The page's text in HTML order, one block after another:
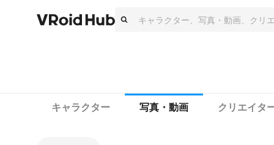
キャラクター 写真・動画 クリエイタ